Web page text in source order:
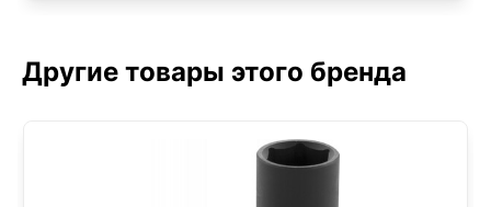
Другие товары этого бренда